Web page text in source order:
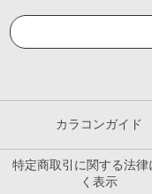
カラコンガイド
特定商取引に関する法律
く表示